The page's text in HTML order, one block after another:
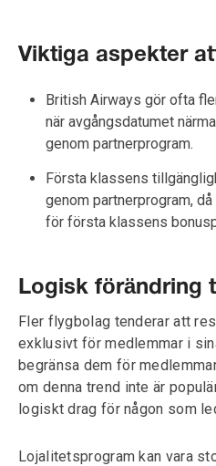
Viktiga aspekter
British Airways gör ofta
när avgångsdatumet
genom partnerprogram.
Första klassens
genom partnerprogram,
för första klassens
Logisk förändring
Fler flygbolag tenderar att
exklusivt för medlemmar i
begränsa dem för
om denna trend inte är
logiskt drag för någon som
Lojalitetsprogram kan vara